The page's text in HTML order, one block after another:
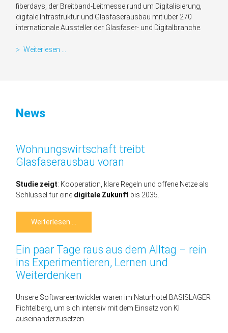
fiberdays, der Breitband-Leitmesse rund um Digitalisierung,
digitale Infrastruktur und Glasfaserausbau mit über 270
internationale Aussteller der Glasfaser- und Digitalbranche.
Weiterlesen …
News
Wohnungswirtschaft treibt
Glasfaserausbau voran
Studie zeigt: Kooperation, klare Regeln und offene Netze als
Schlüssel für eine digitale Zukunft bis 2035.
Weiterlesen …
Ein paar Tage raus aus dem Alltag – rein
ins Experimentieren, Lernen und
Weiterdenken
Unsere Softwareentwickler waren im Naturhotel BASISLAGER
Fichtelberg, um sich intensiv mit dem Einsatz von KI
auseinanderzusetzen.